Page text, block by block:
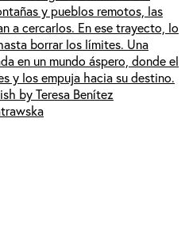
y pueblos remotos, las
a cercarlos. En ese trayecto, lo
borrar los límites. Una
en un mundo áspero, donde el
y los empuja hacia su destino.
by Teresa Benítez